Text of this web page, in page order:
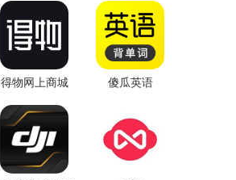
得物网上商城 傻瓜英语